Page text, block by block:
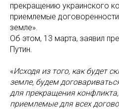
прекращению украинского
приемлемые договоренности
земле».
Об этом, 13 марта, заявил
Путин.
«Исходя из того, как будет
земле, будем
для прекращения
приемлемые для всех